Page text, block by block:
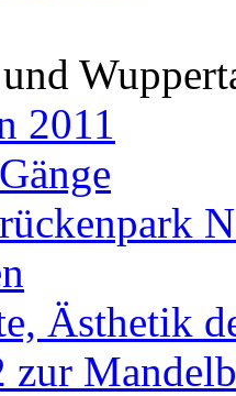
2011
Ästhetik
zur